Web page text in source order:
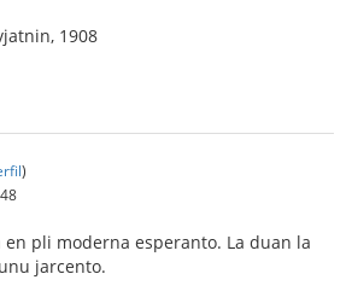
1908
)
en pli moderna esperanto. La duan la
jarcento.